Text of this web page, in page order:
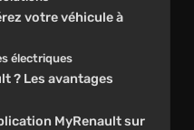
votre véhicule à
électriques
? Les avantages
MyRenault sur